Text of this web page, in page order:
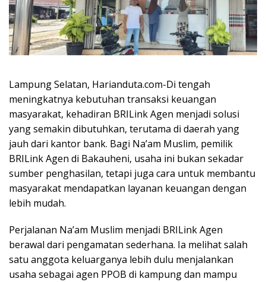
Lampung Selatan, Harianduta.com-Di tengah
meningkatnya kebutuhan transaksi keuangan
masyarakat, kehadiran BRILink Agen menjadi solusi
yang semakin dibutuhkan, terutama di daerah yang
jauh dari kantor bank. Bagi Na’am Muslim, pemilik
BRILink Agen di Bakauheni, usaha ini bukan sekadar
sumber penghasilan, tetapi juga cara untuk membantu
masyarakat mendapatkan layanan keuangan dengan
lebih mudah.
Perjalanan Na’am Muslim menjadi BRILink Agen
berawal dari pengamatan sederhana. Ia melihat salah
satu anggota keluarganya lebih dulu menjalankan
usaha sebagai agen PPOB di kampung dan mampu